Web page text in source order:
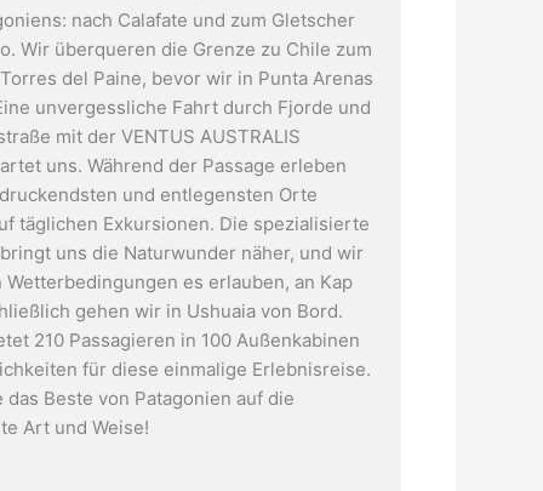
Im Nationalpark Torres del Paine, Patagonien
nach Calafate und zum Gletscher
Wir überqueren die Grenze zu Chile zum
del Paine, bevor wir in Punta Arenas
unvergessliche Fahrt durch Fjorde und
mit der VENTUS AUSTRALIS
uns. Während der Passage erleben
und entlegensten Orte
täglichen Exkursionen. Die spezialisierte
uns die Naturwunder näher, und wir
Wetterbedingungen es erlauben, an Kap
gehen wir in Ushuaia von Bord.
210 Passagieren in 100 Außenkabinen
für diese einmalige Erlebnisreise.
das Beste von Patagonien auf die
Art und Weise!